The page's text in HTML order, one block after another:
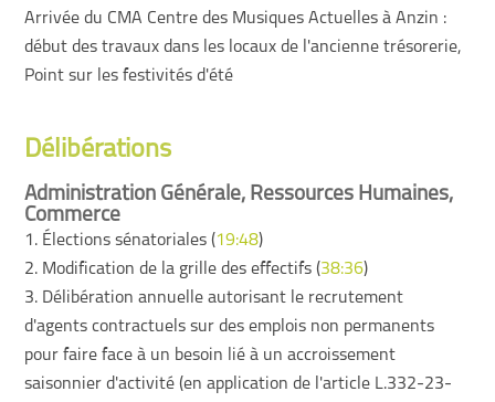
Arrivée du CMA Centre des Musiques Actuelles à Anzin :
début des travaux dans les locaux de l'ancienne trésorerie,
Point sur les festivités d'été
Délibérations
Administration Générale, Ressources Humaines,
Commerce
1. Élections sénatoriales (19:48)
2. Modification de la grille des effectifs (38:36)
3. Délibération annuelle autorisant le recrutement
d'agents contractuels sur des emplois non permanents
pour faire face à un besoin lié à un accroissement
saisonnier d'activité (en application de l'article L.332-23-